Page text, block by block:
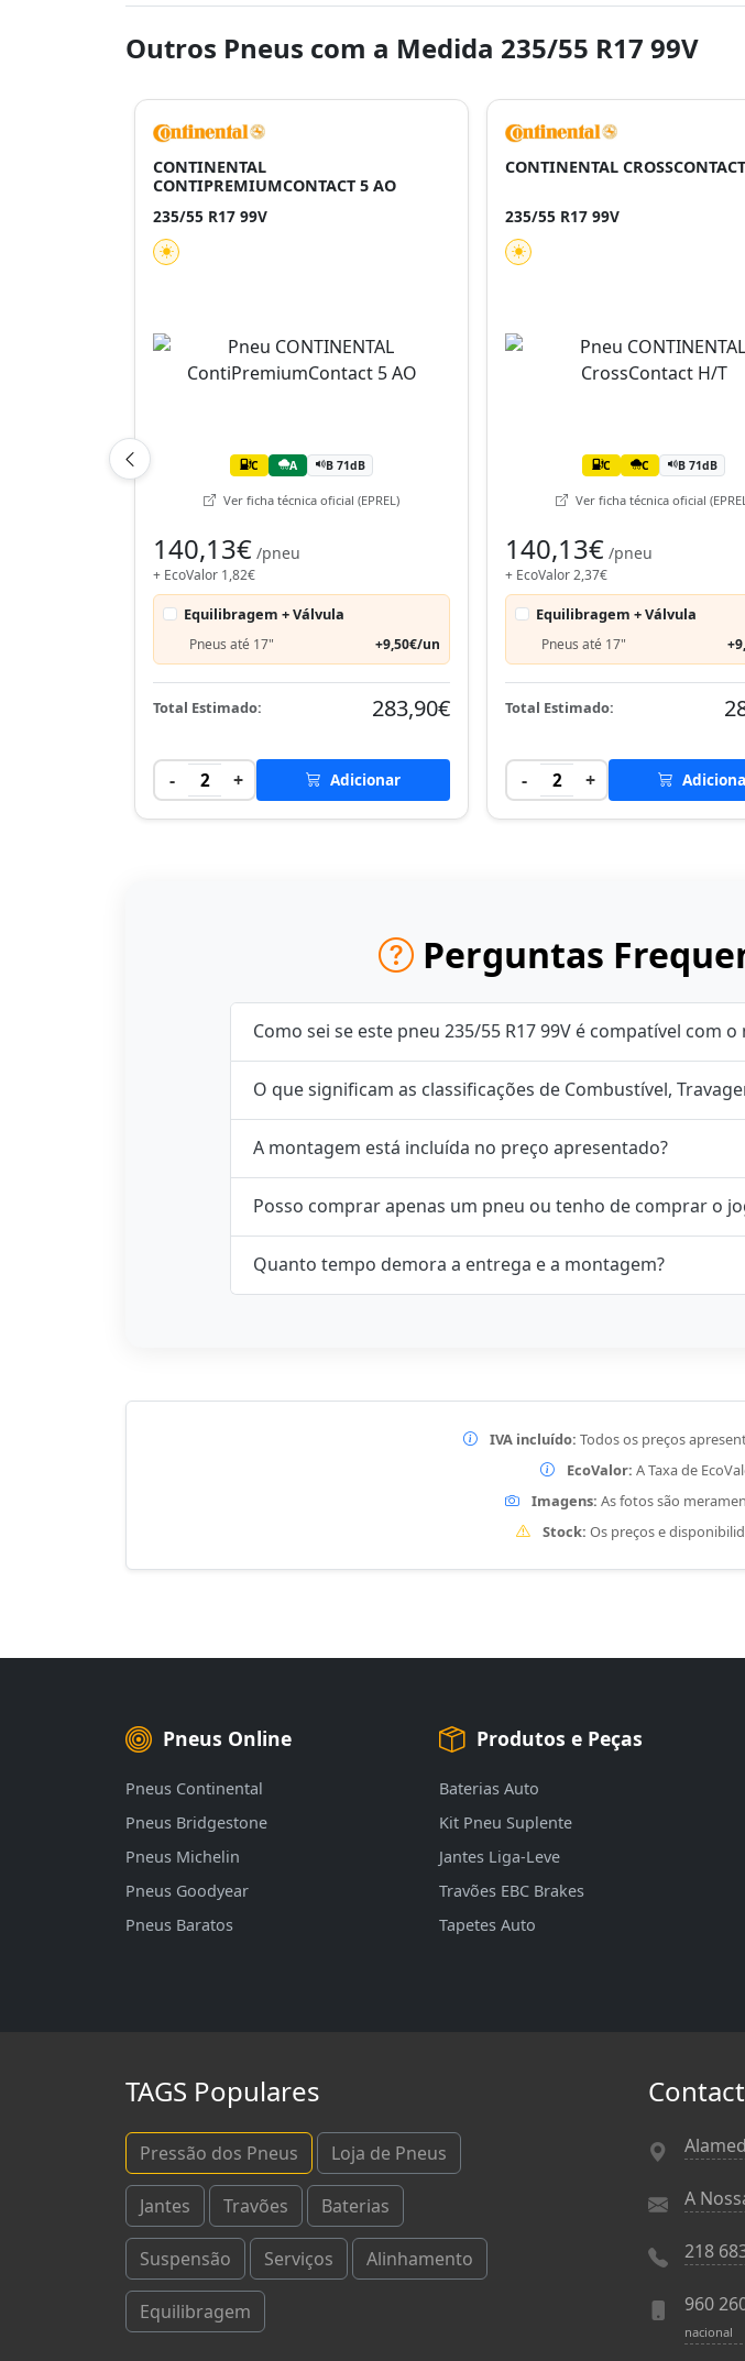
Outros Pneus com a Medida 235/55 R17 99V
CONTINENTAL
CONTIPREMIUMCONTACT 5 AO
235/55 R17 99V
C A B 71dB
Ver ficha técnica oficial (EPREL)
140,13€ /pneu
+ EcoValor 1,82€
Equilibragem + Válvula
Pneus até 17" +9,50€/un
Total Estimado: 283,90€
- 2 + Adicionar
CONTINENTAL
235/55 R17 99V
C C B 71dB
Ver ficha técnica oficial
140,13€ /pneu
+ EcoValor 2,37€
Equilibragem + Válvula
Pneus até 17"
Total Estimado:
- 2 +
Perguntas
Como sei se este pneu 235/55 R17 99V é compatível com
O que significam as classificações de Combustível,
A montagem está incluída no preço apresentado?
Posso comprar apenas um pneu ou tenho de comprar o
Quanto tempo demora a entrega e a montagem?
IVA incluído: Todos os preços
EcoValor: A Taxa de
Imagens: As fotos são
Stock: Os preços e
Pneus Online
Pneus Continental
Pneus Bridgestone
Pneus Michelin
Pneus Goodyear
Pneus Baratos
Produtos e Peças
Baterias Auto
Kit Pneu Suplente
Jantes Liga-Leve
Travões EBC Brakes
Tapetes Auto
TAGS Populares
Pressão dos Pneus Loja de Pneus
Jantes Travões Baterias
Suspensão Serviços Alinhamento
Equilibragem
A
218
960
nacional